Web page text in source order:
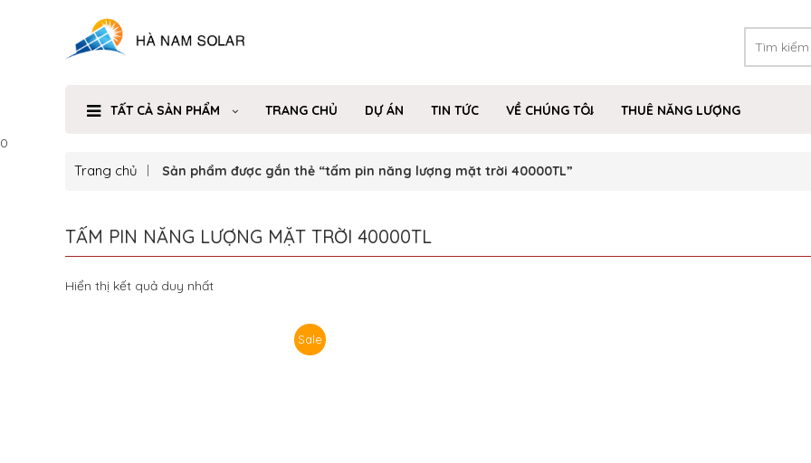
TẤT CẢ SẢN PHẨM TRANG CHỦ DỰ ÁN TIN TỨC VỀ CHÚNG TÔI
THUÊ NĂNG LƯỢNG
0
Trang chủ Sản phẩm được gắn thẻ “tấm pin năng lượng mặt trời 40000TL”
TẤM PIN NĂNG LƯỢNG MẶT TRỜI 40000TL
Hiển thị kết quả duy nhất
Sale